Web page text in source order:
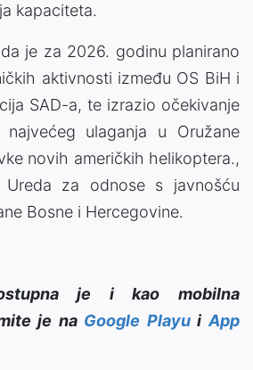
kapaciteta.
je za 2026. godinu planirano
aktivnosti između OS BiH i
SAD-a, te izrazio očekivanje
najvećeg ulaganja u Oružane
novih američkih helikoptera.,
za odnose s javnošću
Bosne i Hercegovine.
je i kao mobilna
je na Google PlayuiApp